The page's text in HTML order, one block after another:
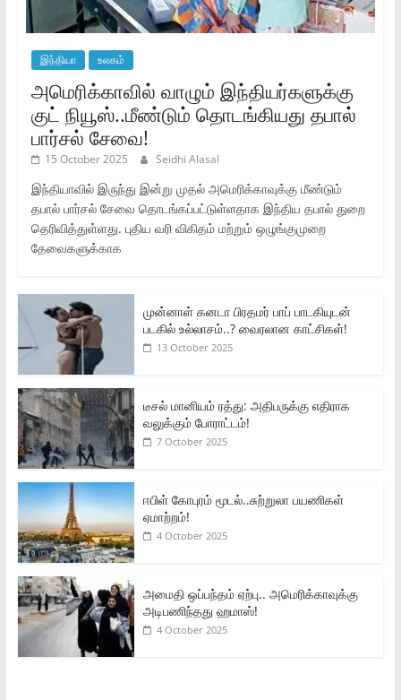
இந்தியா உலகம்
அமெரிக்காவில் வாழும் இந்தியர்களுக்கு
குட் நியூஸ்..மீண்டும் தொடங்கியது தபால்
பார்சல் சேவை!
15 October 2025 Seidhi Alasal
இந்தியாவில் இருந்து இன்று முதல் அமெரிக்காவுக்கு மீண்டும்
தபால் பார்சல் சேவை தொடங்கப்பட்டுள்ளதாக இந்திய தபால் துறை
தெரிவித்துள்ளது. புதிய வரி விகிதம் மற்றும் ஒழுங்குமுறை
தேவைகளுக்காக
முன்னாள் கனடா பிரதமர் பாப் பாடகியுடன்
படகில் உல்லாசம்..? வைரலான காட்சிகள்!
13 October 2025
டீசல் மானியம் ரத்து: அதிபருக்கு எதிராக
வலுக்கும் போராட்டம்!
7 October 2025
ஈபிள் கோபுரம் மூடல்..சுற்றுலா பயணிகள்
ஏமாற்றம்!
4 October 2025
அமைதி ஒப்பந்தம் ஏற்பு.. அமெரிக்காவுக்கு
அடிபணிந்தது ஹமாஸ்!
4 October 2025